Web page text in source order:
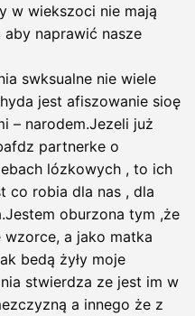
w wiekszoci nie mają
naprawić nasze
swksualne nie wiele
jest afiszowanie sioę
– narodem.Jezeli już
partnerke o
lózkowych , to ich
co robia dla nas , dla
oburzona tym ,że
wzorce, a jako matka
bedą żyły moje
stwierdza ze jest im w
a innego że z